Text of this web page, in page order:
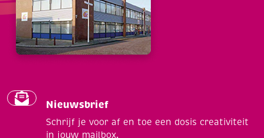
Nieuwsbrief
Schrijf je voor af en toe een dosis creativiteit
in jouw mailbox.